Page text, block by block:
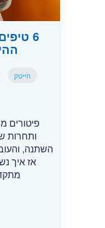
6
הייטק
ותחרות
השתנה,
אז איך